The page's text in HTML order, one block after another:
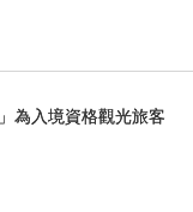
為入境資格觀光旅客